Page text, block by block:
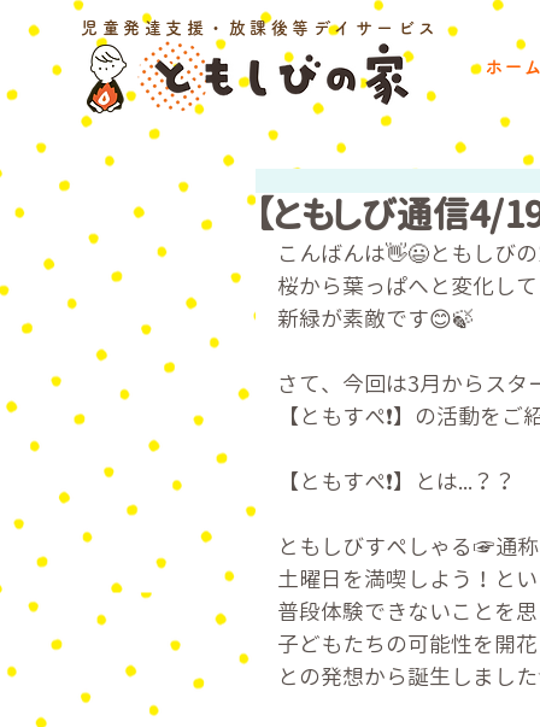
児童発達支援・放課後等デイサービス
ホー
【ともしび通信4/
こんばんは👋😃ともしび
桜から葉っぱへと変化し
新緑が素敵です😊🍃
さて、今回は3月からスタ
【ともすぺ❗】の活動を
【ともすぺ❗️】とは...？？
ともしびすぺしゃる☞通称
土曜日を満喫しよう！と
普段体験できないことを
子どもたちの可能性を開
との発想から誕生しました